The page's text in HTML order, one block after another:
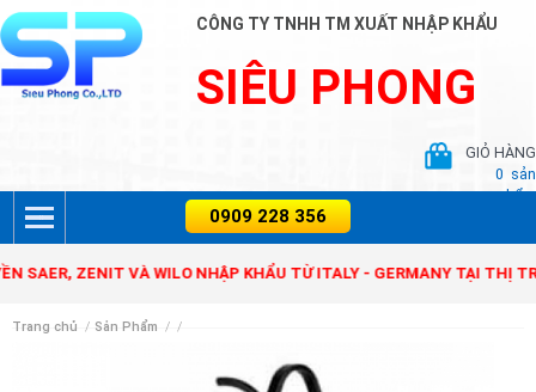
CÔNG TY TNHH TM XUẤT NHẬP KHẨU
SIÊU PHONG
GIỎ HÀNG
0 sản
phẩm
ZENIT VÀ WILO NHẬP KHẨU TỪ ITALY - GERMANY TẠI THỊ TRƯỜNG
Trang chủ / Sản Phẩm / /